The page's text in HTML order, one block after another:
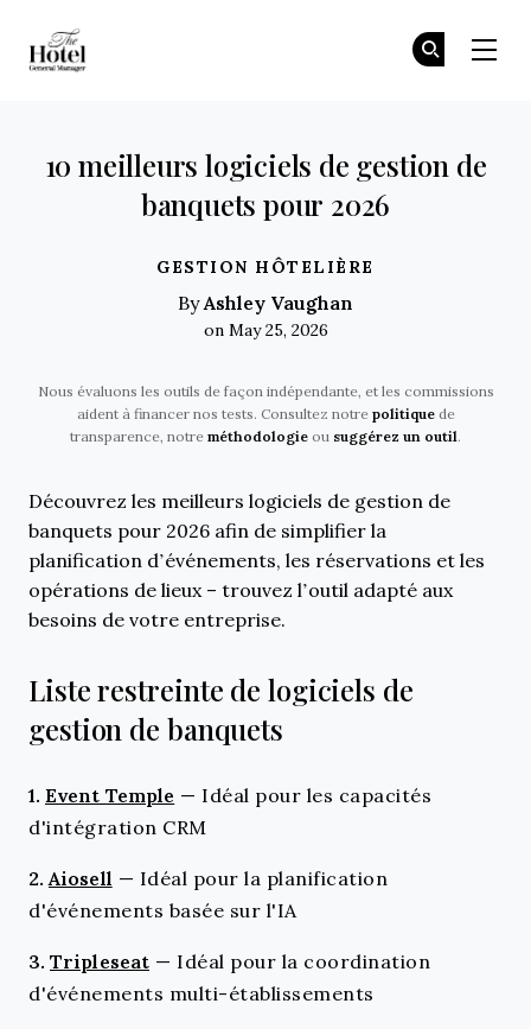
GESTION HÔTELIÈRE
10 meilleurs logiciels de gestion de
banquets pour 2026
ByAshley Vaughan
on May 25, 2026
Nous évaluons les outils de façon indépendante, et les commissions
aident à financer nos tests. Consultez notrepolitiquede
transparence, notreméthodologie ou suggérez un outil.
Découvrez les meilleurs logiciels de gestion de
banquets pour 2026 afin de simplifier la
planification d’événements, les réservations et les
opérations de lieux – trouvez l’outil adapté aux
besoins de votre entreprise.
Liste restreinte de logiciels de
gestion de banquets
1. Event Temple — Idéal pour les capacités
d'intégration CRM
2.Aiosell — Idéal pour la planification
d'événements basée sur l'IA
3. Tripleseat — Idéal pour la coordination
d'événements multi-établissements